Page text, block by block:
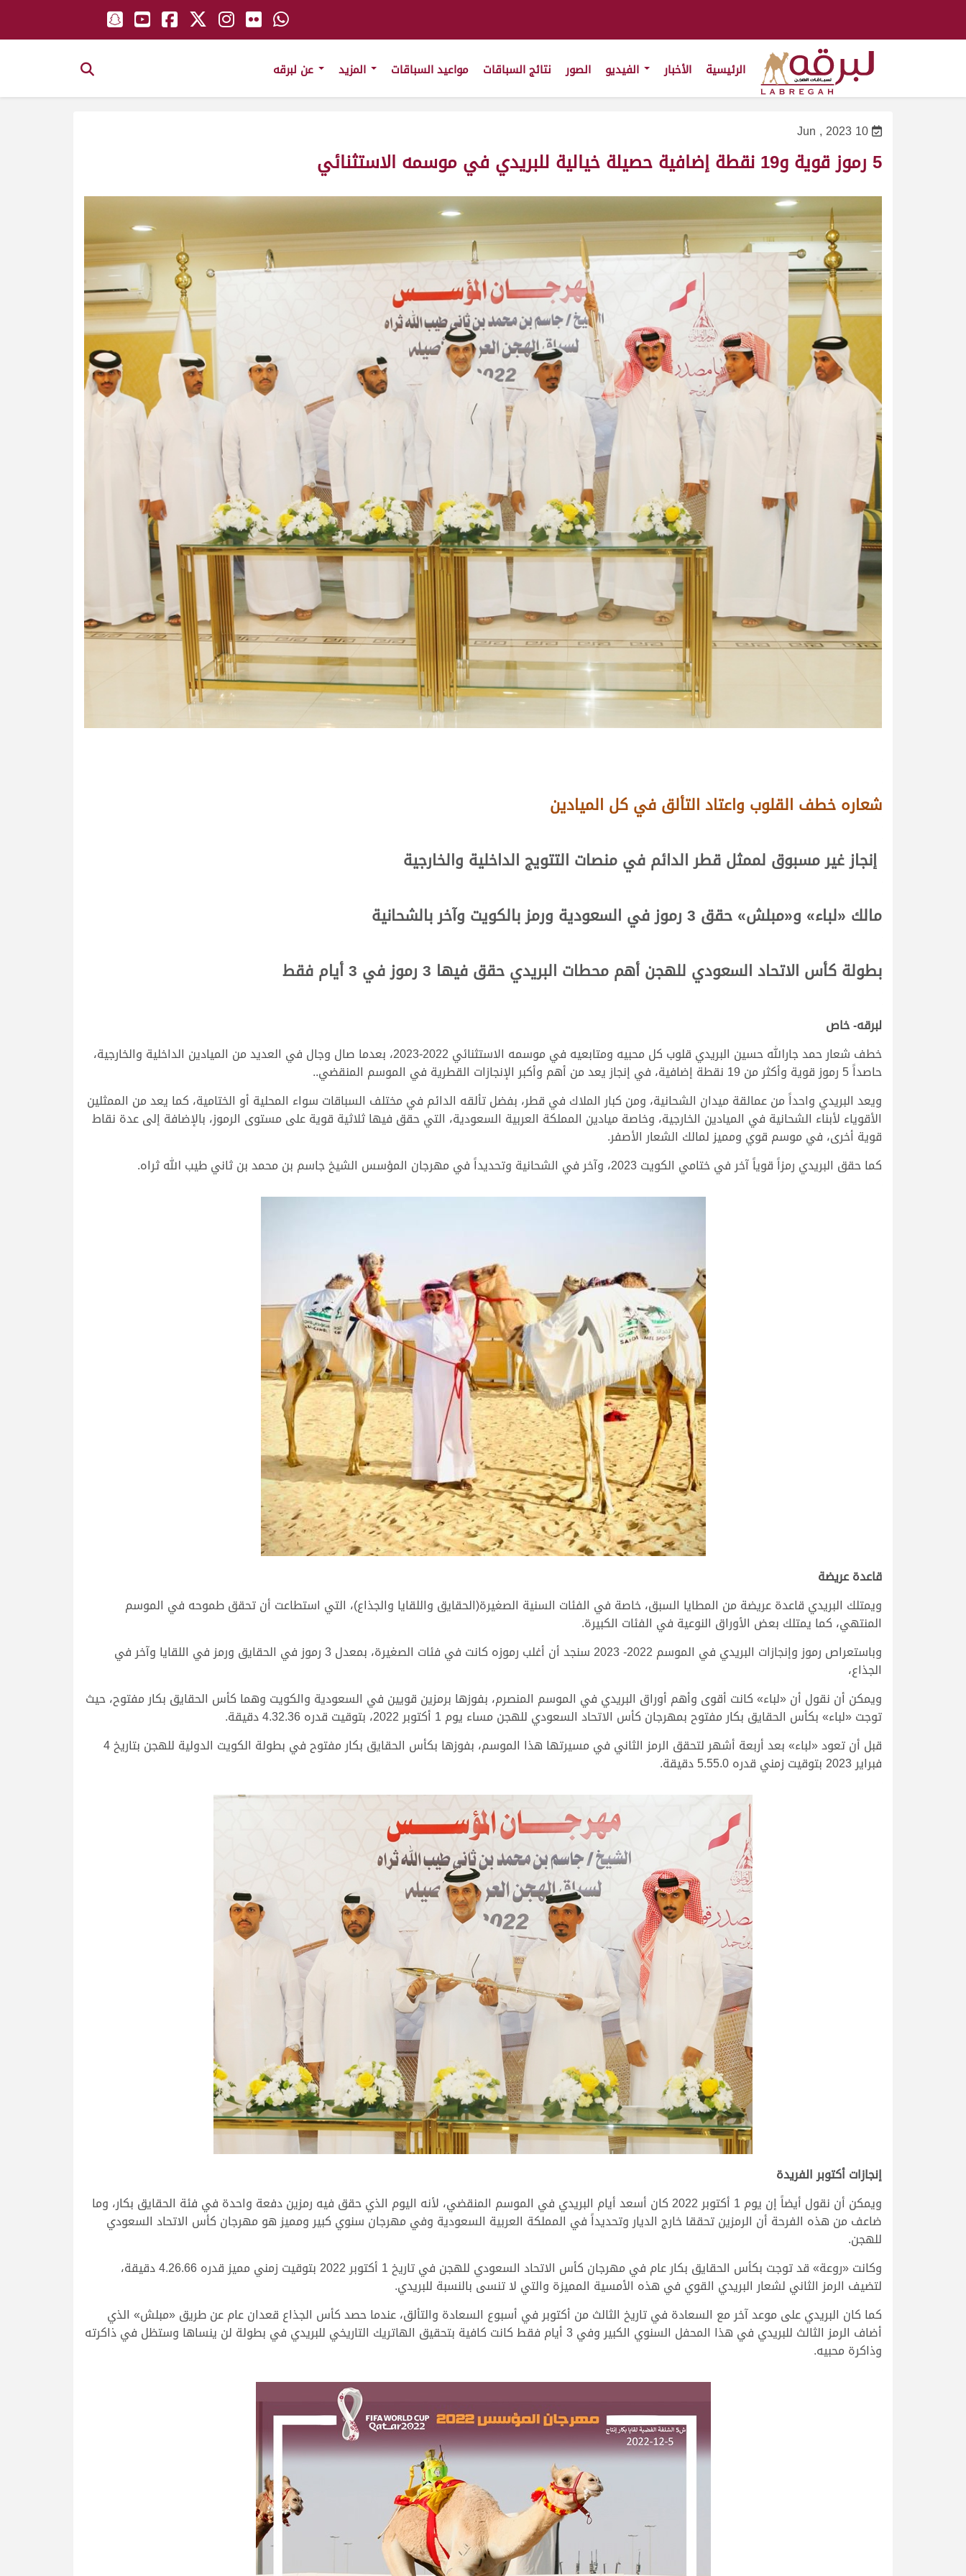
الرئيسية الأخبار الصور نتائج السباقات مواعيد السباقات
10 Jun , 2023
5 رموز قوية و19 نقطة إضافية حصيلة خيالية للبريدي في موسمه الاستثنائي
شعاره خطف القلوب واعتاد التألق في كل الميادين
إنجاز غير مسبوق لممثل قطر الدائم في منصات التتويج الداخلية والخارجية
مالك «لباء» و«مبلش» حقق 3 رموز في السعودية ورمز بالكويت وآخر بالشحانية
بطولة كأس الاتحاد السعودي للهجن أهم محطات البريدي حقق فيها 3 رموز في 3 أيام فقط
لبرقه- خاص
خطف شعار حمد جارالله حسين البريدي قلوب كل محبيه ومتابعيه في موسمه الاستثنائي 2022-2023، بعدما صال وجال في العديد من الميادين الداخلية والخارجية،
حاصداً 5 رموز قوية وأكثر من 19 نقطة إضافية، في إنجاز يعد من أهم وأكبر الإنجازات القطرية في الموسم المنقضي..
ويعد البريدي واحداً من عمالقة ميدان الشحانية، ومن كبار الملاك في قطر، بفضل تألقه الدائم في مختلف السباقات سواء المحلية أو الختامية، كما يعد من الممثلين
الأقوياء لأبناء الشحانية في الميادين الخارجية، وخاصة ميادين المملكة العربية السعودية، التي حقق فيها ثلاثية قوية على مستوى الرموز، بالإضافة إلى عدة نقاط
قوية أخرى، في موسم قوي ومميز لمالك الشعار الأصفر.
كما حقق البريدي رمزاً قوياً آخر في ختامي الكويت 2023، وآخر في الشحانية وتحديداً في مهرجان المؤسس الشيخ جاسم بن محمد بن ثاني طيب الله ثراه.
قاعدة عريضة
ويمتلك البريدي قاعدة عريضة من المطايا السبق، خاصة في الفئات السنية الصغيرة(الحقايق واللقايا والجذاع)، التي استطاعت أن تحقق طموحه في الموسم
المنتهي، كما يمتلك بعض الأوراق النوعية في الفئات الكبيرة.
وباستعراص رموز وإنجازات البريدي في الموسم 2022- 2023 سنجد أن أغلب رموزه كانت في فئات الصغيرة، بمعدل 3 رموز في الحقايق ورمز في اللقايا وآخر في
الجذاع،
ويمكن أن نقول أن «لباء» كانت أقوى وأهم أوراق البريدي في الموسم المنصرم، بفوزها برمزين قويين في السعودية والكويت وهما كأس الحقايق بكار مفتوح، حيث
توجت «لباء» بكأس الحقايق بكار مفتوح بمهرجان كأس الاتحاد السعودي للهجن مساء يوم 1 أكتوبر 2022، بتوقيت قدره 4.32.36 دقيقة.
قبل أن تعود «لباء» بعد أربعة أشهر لتحقق الرمز الثاني في مسيرتها هذا الموسم، بفوزها بكأس الحقايق بكار مفتوح في بطولة الكويت الدولية للهجن بتاريخ 4
فبراير 2023 بتوقيت زمني قدره 5.55.0 دقيقة.
إنجازات أكتوبر الفريدة
ويمكن أن نقول أيضاً إن يوم 1 أكتوبر 2022 كان أسعد أيام البريدي في الموسم المنقضي، لأنه اليوم الذي حقق فيه رمزين دفعة واحدة في فئة الحقايق بكار، وما
ضاعف من هذه الفرحة أن الرمزين تحققا خارج الديار وتحديداً في المملكة العربية السعودية وفي مهرجان سنوي كبير ومميز هو مهرجان كأس الاتحاد السعودي
للهجن.
وكانت «روعة» قد توجت بكأس الحقايق بكار عام في مهرجان كأس الاتحاد السعودي للهجن في تاريخ 1 أكتوبر 2022 بتوقيت زمني مميز قدره 4.26.66 دقيقة،
لتضيف الرمز الثاني لشعار البريدي القوي في هذه الأمسية المميزة والتي لا تنسى بالنسبة للبريدي.
كما كان البريدي على موعد آخر مع السعادة في تاريخ الثالث من أكتوبر في أسبوع السعادة والتألق، عندما حصد كأس الجذاع قعدان عام عن طريق «مبلش» الذي
أضاف الرمز الثالث للبريدي في هذا المحفل السنوي الكبير وفي 3 أيام فقط كانت كافية بتحقيق الهاتريك التاريخي للبريدي في بطولة لن ينساها وستظل في ذاكرته
وذاكرة محبيه.